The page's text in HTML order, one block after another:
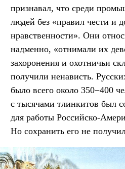
признавал, что среди
людей без «правил чести и
нравственности». Они
надменно, «отнимали их
захоронения и охотничьи
получили ненависть.
было всего около 350−400
с тысячами тлинкитов был
для работы Российско-
Но сохранить его не